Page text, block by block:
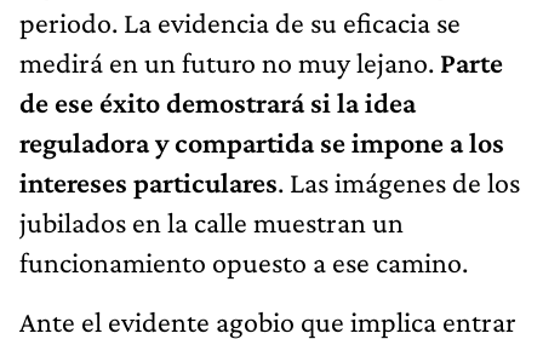
periodo. La evidencia de su eficacia se
medirá en un futuro no muy lejano. Parte
de ese éxito demostrará si la idea
reguladora y compartida se impone a los
intereses particulares. Las imágenes de los
jubilados en la calle muestran un
funcionamiento opuesto a ese camino.
Ante el evidente agobio que implica entrar